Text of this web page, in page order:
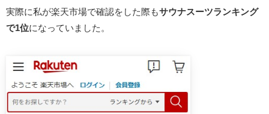
実際に私が楽天市場で確認をした際もサウナスーツランキング
で1位になっていました。